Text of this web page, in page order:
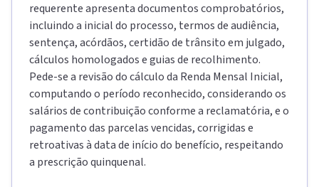
requerente apresenta documentos comprobatórios,
incluindo a inicial do processo, termos de audiência,
sentença, acórdãos, certidão de trânsito em julgado,
cálculos homologados e guias de recolhimento.
Pede-se a revisão do cálculo da Renda Mensal Inicial,
computando o período reconhecido, considerando os
salários de contribuição conforme a reclamatória, e o
pagamento das parcelas vencidas, corrigidas e
retroativas à data de início do benefício, respeitando
a prescrição quinquenal.